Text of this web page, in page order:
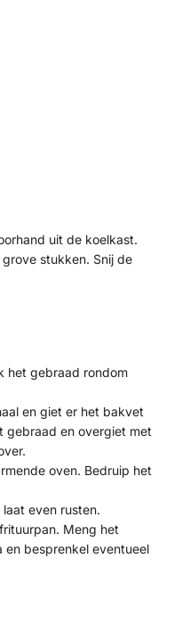
uit de koelkast.
stukken. Snij de
het gebraad rondom
en giet er het bakvet
gebraad en overgiet met
oven. Bedruip het
even rusten.
Meng het
besprenkel eventueel